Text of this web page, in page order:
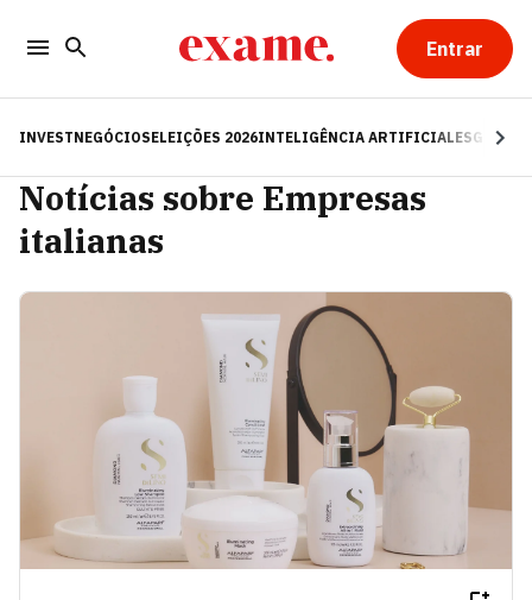
Entrar
INVESTNEGÓCIOSELEIÇÕES 2026INTELIGÊNCIA ARTIFICIALESG
Notícias sobre Empresas
italianas